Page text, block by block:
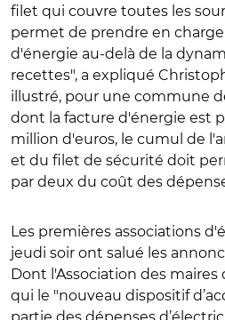
filet qui couvre toutes les
permet de prendre en
d'énergie au-delà de la
recettes", a expliqué
illustré, pour une commune
dont la facture d'énergie est
million d'euros, le cumul de
et du filet de sécurité doit
par deux du coût des
Les premières associations
jeudi soir ont salué les
Dont l'Association des maires
qui le "nouveau dispositif